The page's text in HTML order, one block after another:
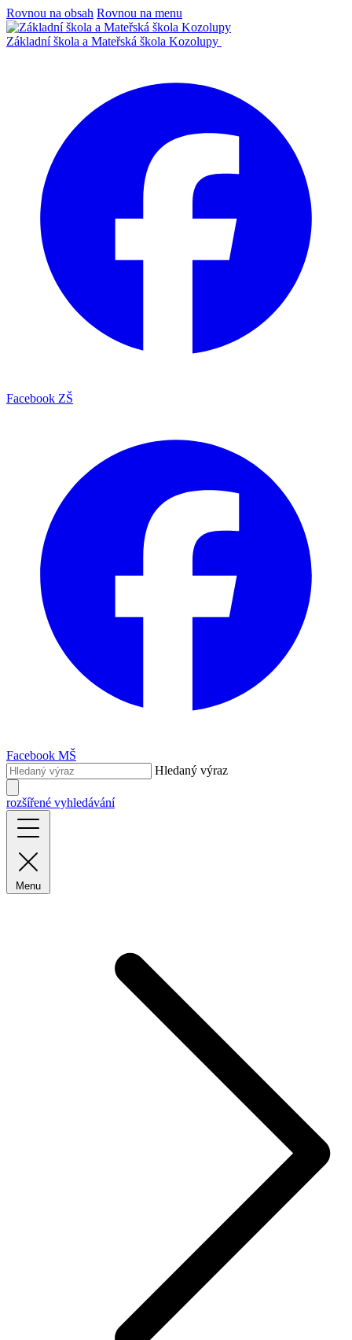
Rovnou na obsah Rovnou na menu
Základní škola a Mateřská škola Kozolupy
Facebook ZŠ
Facebook MŠ
Hledaný výraz
rozšířené vyhledávání
Menu